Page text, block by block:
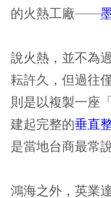
的火熱工廠——
說火熱，並不為
耘許久，但過往
則是以複製一座
建起完整的垂直
是當地台商最常
鴻海之外，英業